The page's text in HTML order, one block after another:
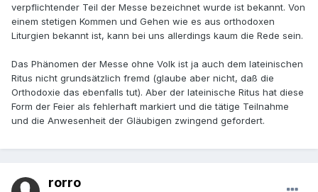
verpflichtender Teil der Messe bezeichnet wurde ist bekannt. Von
einem stetigen Kommen und Gehen wie es aus orthodoxen
Liturgien bekannt ist, kann bei uns allerdings kaum die Rede sein.
Das Phänomen der Messe ohne Volk ist ja auch dem lateinischen
Ritus nicht grundsätzlich fremd (glaube aber nicht, daß die
Orthodoxie das ebenfalls tut). Aber der lateinische Ritus hat diese
Form der Feier als fehlerhaft markiert und die tätige Teilnahme
und die Anwesenheit der Gläubigen zwingend gefordert.
rorro